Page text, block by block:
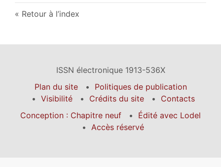
Retour à l’index
ISSN électronique 1913-536X
Plan du site
Politiques de publication
Visibilité
Crédits du site
Contacts
Conception : Chapitre neuf
Édité avec Lodel
Accès réservé